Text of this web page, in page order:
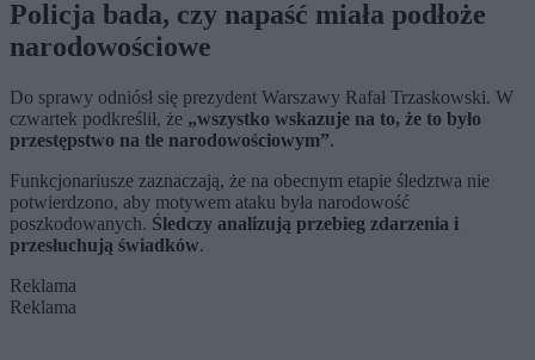
Policja bada, czy napaść miała podłoże
narodowościowe
Do sprawy odniósł się prezydent Warszawy Rafał Trzaskowski. W
czwartek podkreślił, że „wszystko wskazuje na to, że to było
przestępstwo na tle narodowościowym”.
Funkcjonariusze zaznaczają, że na obecnym etapie śledztwa nie
potwierdzono, aby motywem ataku była narodowość
poszkodowanych. Śledczy analizują przebieg zdarzenia i
przesłuchują świadków.
Reklama
Reklama